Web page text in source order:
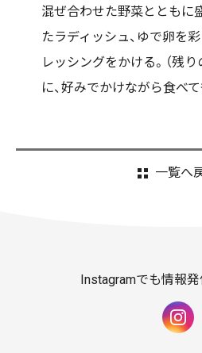
混ぜ合わせた野菜とともに
たラディッシュ、ゆで卵を
レッシングをかける。（残
に、好みでかけながら食べて
一覧へ
Instagramでも情報